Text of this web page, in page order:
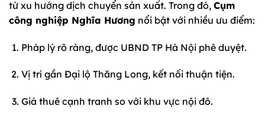
từ xu hướng dịch chuyển sản xuất. Trong đó, Cụm
công nghiệp Nghĩa Hương nổi bật với nhiều ưu điểm:
Pháp lý rõ ràng, được UBND TP Hà Nội phê duyệt.
Vị trí gần Đại lộ Thăng Long, kết nối thuận tiện.
Giá thuê cạnh tranh so với khu vực nội đô.